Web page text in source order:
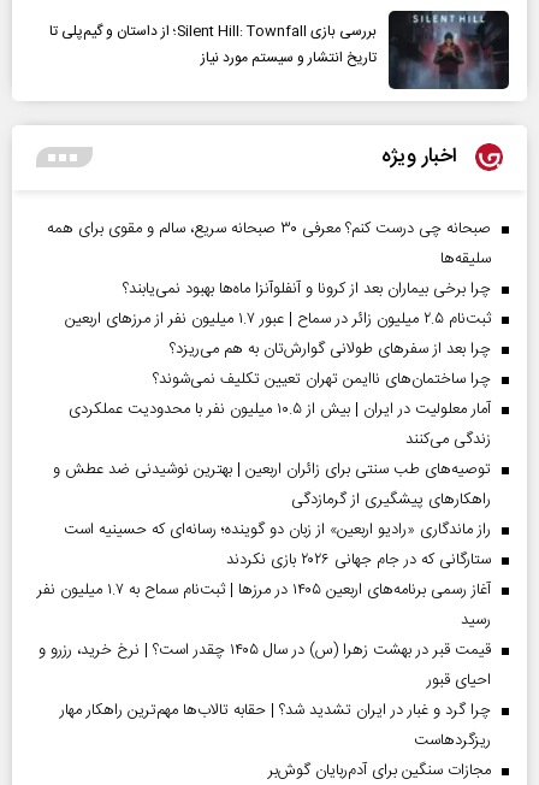
بررسی بازی Silent Hill: Townfall؛ از داستان و گیم‌پلی تا
تاریخ انتشار و سیستم مورد نیاز
اخبار ویژه
صبحانه چی درست کنم؟ معرفی ۳۰ صبحانه سریع، سالم و مقوی برای همه
سلیقه‌ها
چرا برخی بیماران بعد از کرونا و آنفلوآنزا ماه‌ها بهبود نمی‌یابند؟
ثبت‌نام ۲.۵ میلیون زائر در سماح | عبور ۱.۷ میلیون نفر از مرز‌های اربعین
چرا بعد از سفرهای طولانی گوارش‌تان به هم می‌ریزد؟
چرا ساختمان‌های ناایمن تهران تعیین تکلیف نمی‌شوند؟
آمار معلولیت در ایران | بیش از ۱۰.۵ میلیون نفر با محدودیت عملکردی
زندگی می‌کنند
توصیه‌های طب سنتی برای زائران اربعین | بهترین نوشیدنی ضد عطش و
راهکارهای پیشگیری از گرمازدگی
راز ماندگاری «رادیو اربعین» از زبان دو گوینده؛ رسانه‌ای که حسینیه است
ستارگانی که در جام جهانی ۲۰۲۶ بازی نکردند
آغاز رسمی برنامه‌های اربعین ۱۴۰۵ در مرز‌ها | ثبت‌نام سماح به ۱.۷ میلیون نفر
رسید
قیمت قبر در بهشت زهرا (س) در سال ۱۴۰۵ چقدر است؟ | نرخ خرید، رزرو و
احیای قبور
چرا گرد و غبار در ایران تشدید شد؟ | حقابه تالاب‌ها مهم‌ترین راهکار مهار
ریزگردهاست
مجازات سنگین برای آدم‌ربایان گوش‌بر